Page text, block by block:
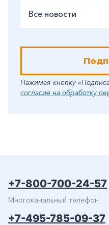
Все новости
Нажимая кнопку
согласие на обработку
+7-800-700-24-57
Многоканальный телефон
+7-495-785-09-37